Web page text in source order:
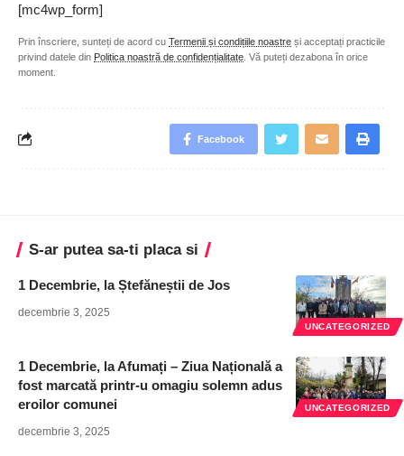
[mc4wp_form]
Prin înscriere, sunteți de acord cu Termenii și condițiile noastre și acceptați practicile
privind datele din Politica noastră de confidențialitate . Vă puteți dezabona în orice
moment.
Facebook
S-ar putea sa-ti placa si
UNCATEGORIZED
1 Decembrie, la Ștefăneștii de Jos
decembrie 3, 2025
UNCATEGORIZED
1 Decembrie, la Afumați – Ziua Națională a
fost marcată printr-u omagiu solemn adus
eroilor comunei
decembrie 3, 2025